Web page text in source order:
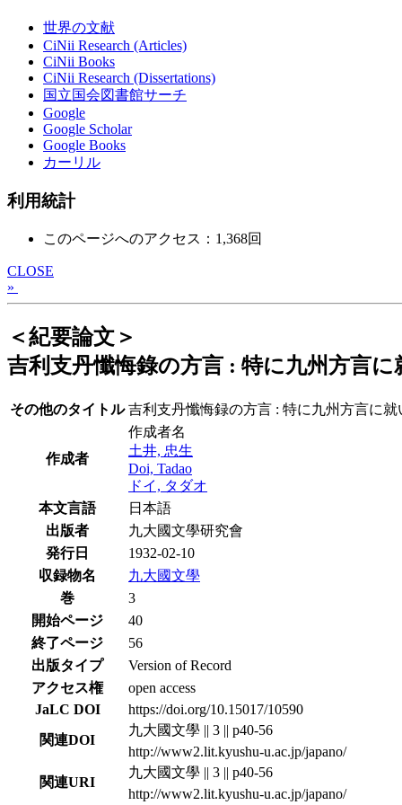
世界の文献
CiNii Research (Articles)
CiNii Books
CiNii Research (Dissertations)
国立国会図書館サーチ
Google
Google Scholar
Google Books
カーリル
利用統計
このページへのアクセス：1,368回
CLOSE
»
＜紀要論文＞
吉利支丹懺悔錄の方言 : 特に九州方言に
その他のタイトル 吉利支丹懺悔録の方言 : 特に九州方言に就
作成者
作成者名
土井, 忠生
Doi, Tadao
ドイ, タダオ
本文言語
日本語
出版者
九大國文學研究會
発行日
1932-02-10
収録物名
九大國文學
巻
3
開始ページ
40
終了ページ
56
出版タイプ
Version of Record
アクセス権
open access
JaLC DOI
https://doi.org/10.15017/10590
関連DOI
九大國文學 || 3 || p40-56
http://www2.lit.kyushu-u.ac.jp/japano/
関連URI
九大國文學 || 3 || p40-56
http://www2.lit.kyushu-u.ac.jp/japano/